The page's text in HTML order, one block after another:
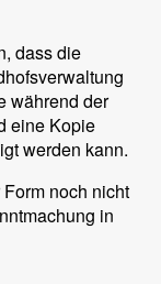
dass die
während der
eine Kopie
werden kann.
noch nicht
in